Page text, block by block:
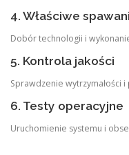
4. Właściwe
Dobór technologii i
5. Kontrola jakości
Sprawdzenie wytrzymałości
6. Testy operacyjne
Uruchomienie systemu i